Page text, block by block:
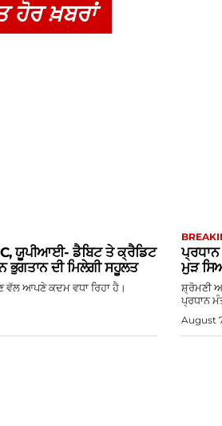
ਹੋਰ ਖ਼ਬਰਾਂ
ਯੂਪੀਆਈ- ਡੈਬਿਟ ਤੇ ਕ੍ਰੈਡਿਟ
ਭੁਗਤਾਨ ਦੀ ਮਿਲੇਗੀ ਸਹੂਲਤ
ਵੱਲ ਆਪਣੇ ਕਦਮ ਵਧਾ ਰਿਹਾ ਹੈ।
ਪ੍ਰਧਾਨ
ਮੁੜ
ਸ਼੍ਰੋਮਣੀ
ਪ੍ਰਧਾਨ
August